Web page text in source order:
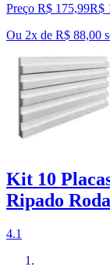
Preço R$ 175,99R$
Ou 2x de R$ 88,00
Kit 10
Ripado
4.1